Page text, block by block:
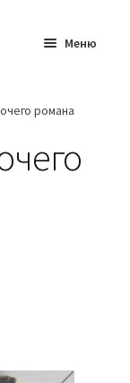
Меню
романа